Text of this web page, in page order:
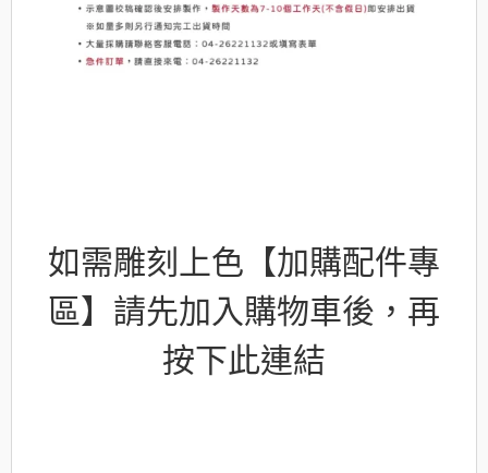
如需雕刻上色【加購配件專
區】請先加入購物車後，再
按下此連結